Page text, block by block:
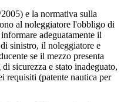
e la normativa sulla
al noleggiatore l'obbligo di
adeguatamente il
sinistro, il noleggiatore e
se il mezzo presenta
sicurezza e stato inadeguato,
requisiti (patente nautica per